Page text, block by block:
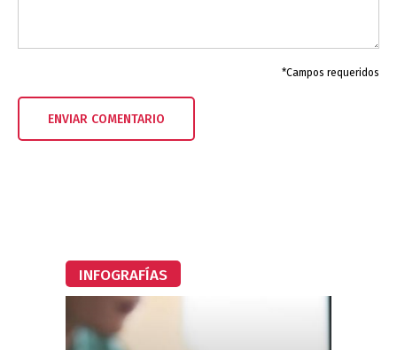
*Campos requeridos
INFOGRAFÍAS